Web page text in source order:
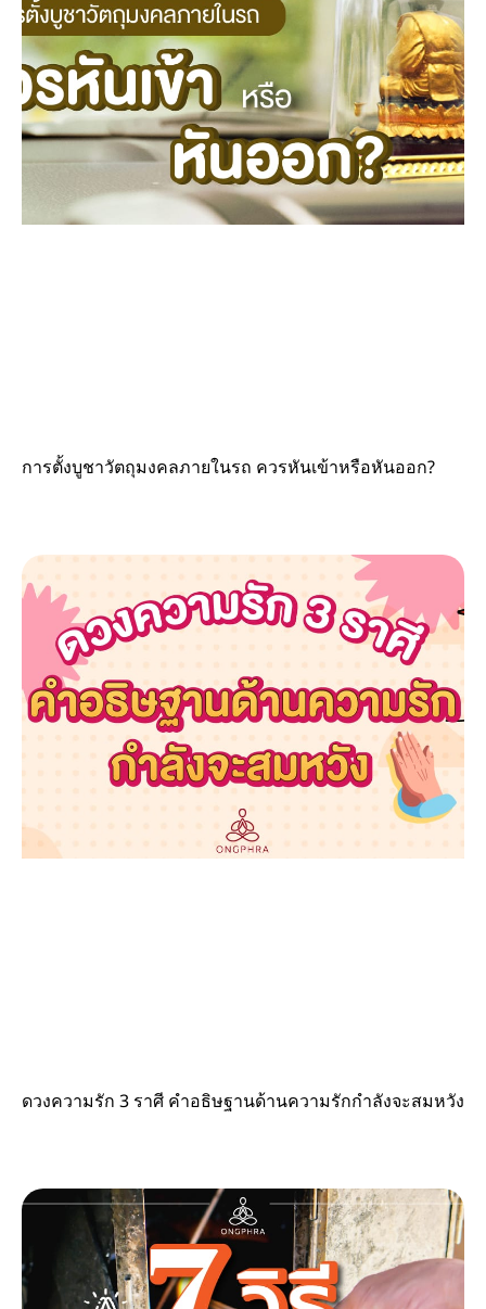
การตั้งบูชาวัตถุมงคลภายในรถ ควรหันเข้าหรือหันออก?
ดวงความรัก 3 ราศี คำอธิษฐานด้านความรักกำลังจะสมหวัง